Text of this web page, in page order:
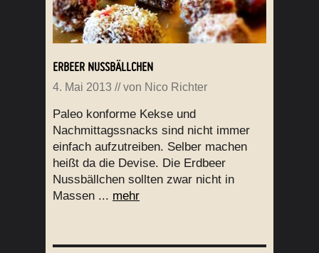
ERBEER NUSSBÄLLCHEN
4. Mai 2013 // von Nico Richter
Paleo konforme Kekse und
Nachmittagssnacks sind nicht immer
einfach aufzutreiben. Selber machen
heißt da die Devise. Die Erdbeer
Nussbällchen sollten zwar nicht in
Massen ... mehr